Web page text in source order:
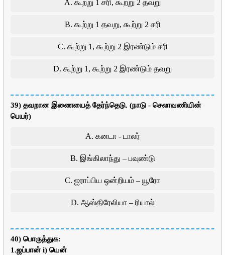
A. கூற்று 1 சரி, கூற்று 2 தவறு
B. கூற்று 1 தவறு, கூற்று 2 சரி
C. கூற்று 1, கூற்று 2 இரண்டும் சரி
D. கூற்று 1, கூற்று 2 இரண்டும் தவறு
39) தவறான இணையைத் தேர்ந்தெடு. (நாடு - செலாவணியின்
பெயர்)
A. கனடா - டாலர்
B. இங்கிலாந்து – பவுண்டு
C. ஐராப்பிய ஒன்றியம் – யூரோ
D. ஆஸ்திரேலியா – ரியால்
40) பொருத்துக:
1.ஜப்பான் i) யென்